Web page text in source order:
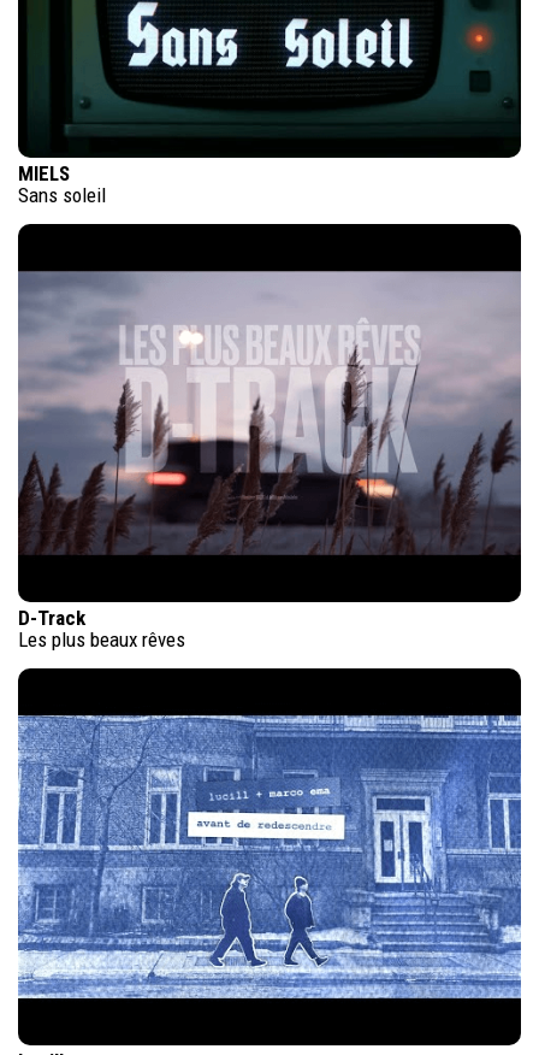
MIELS
Sans soleil
D-Track
Les plus beaux rêves